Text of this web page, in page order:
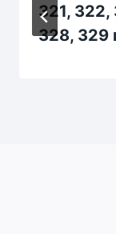
321,
328, 329